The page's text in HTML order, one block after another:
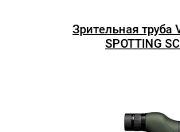
Зрительная труба
SPOTTING